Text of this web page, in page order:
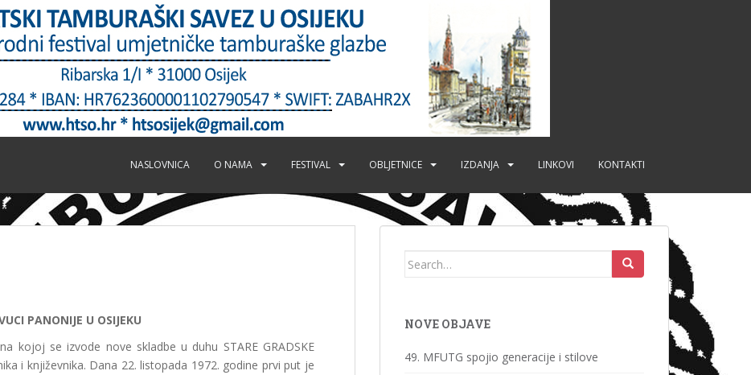
NASLOVNICA O NAMA FESTIVAL OBLJETNICE IZDANJA LINKOVI KONTAKTI
PANONIJE U OSIJEKU
kojoj se izvode nove skladbe u duhu STARE GRADSKE
i književnika. Dana 22. listopada 1972. godine prvi put je
Search
NOVE OBJAVE
49. MFUTG spojio generacije i stilove